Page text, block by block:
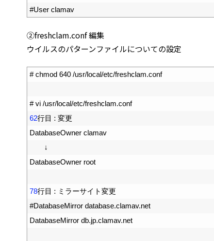
#User clamav
➁freshclam.conf 編集
ウイルスのパターンファイルについての設定
# chmod 640 /usr/local/etc/freshclam.conf
# vi /usr/local/etc/freshclam.conf
62行目 : 変更
DatabaseOwner clamav
↓
DatabaseOwner root
78行目 : ミラーサイト変更
#DatabaseMirror database.clamav.net
DatabaseMirror db.jp.clamav.net